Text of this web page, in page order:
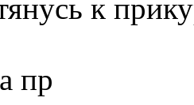
к
пр